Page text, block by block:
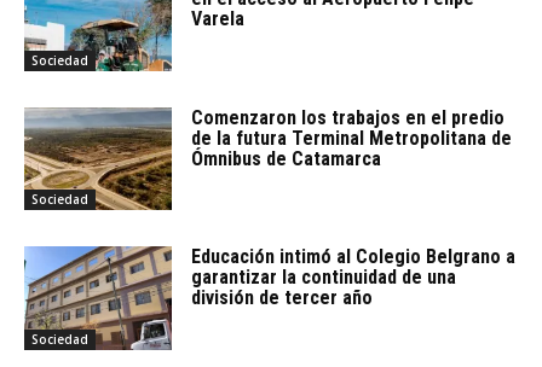
Sociedad
Varela
Sociedad
Comenzaron los trabajos en el predio
de la futura Terminal Metropolitana de
Ómnibus de Catamarca
Sociedad
Educación intimó al Colegio Belgrano a
garantizar la continuidad de una
división de tercer año